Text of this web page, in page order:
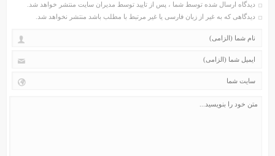
دیدگاه ارسال شده توسط شما ، پس از تایید توسط مدیران سایت منتشر خواهد شد.
دیدگاهی که به غیر از زبان فارسی یا غیر مرتبط با مطلب باشد منتشر نخواهد شد.